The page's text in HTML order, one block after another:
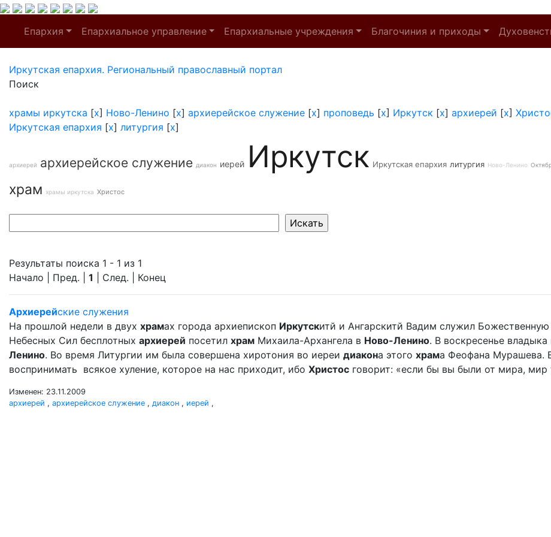
Епархия Епархиальное управление Епархиальные учреждения Благочиния и приходы
Иркутская епархия. Региональный православный портал
Поиск
храмы иркутска [x] Ново-Ленино [x] архиерейское служение [x] проповедь [x] Иркутск [x] архиерей [x]
Иркутская епархия [x] литургия [x]
архиерей архиерейское служение диакон иерей Иркутск Иркутская епархия литургия Ново-Ленино
храм храмы иркутска Христос
Результаты поиска 1 - 1 из 1
Начало | Пред. | 1 | След. | Конец
Архиерейские служения
На прошлой недели в двух храмах города архиепископ Иркутскитй и Ангарскитй Вадим служил
Небесных Сил бесплотных архиерей посетил храм Михаила-Архангела в Ново-Ленино. В воскресенье
Ленино. Во время Литургии им была совершена хиротония во иереи диакона этого храма Феофана Мурашева.
воспринимать всякое хуление, которое на нас приходит, ибо Христос говорит: «если бы вы были от мира, мир
Изменен: 23.11.2009
архиерей , архиерейское служение , диакон , иерей ,